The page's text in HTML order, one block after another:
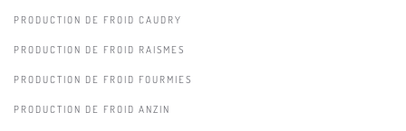
PRODUCTION DE FROID CAUDRY
PRODUCTION DE FROID RAISMES
PRODUCTION DE FROID FOURMIES
PRODUCTION DE FROID ANZIN